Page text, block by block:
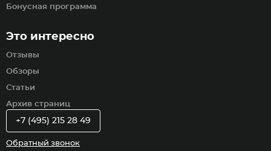
Бонусная программа
Это интересно
Отзывы
Обзоры
Статьи
Архив страниц
+7 (495) 215 28 49
Обратный звонок